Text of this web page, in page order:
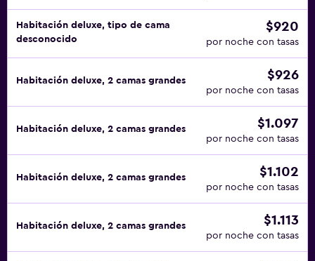
Habitación deluxe, tipo de cama
desconocido
$920
por noche con tasas
Habitación deluxe, 2 camas grandes $926
por noche con tasas
Habitación deluxe, 2 camas grandes $1.097
por noche con tasas
Habitación deluxe, 2 camas grandes $1.102
por noche con tasas
Habitación deluxe, 2 camas grandes $1.113
por noche con tasas